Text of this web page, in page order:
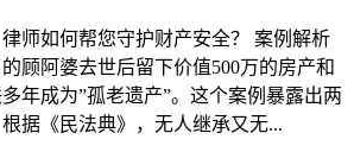
师如何帮您守护财产安全？ 案例解析
顾阿婆去世后留下价值500万的房产和
年成为”孤老遗产”。这个案例暴露出两
据《民法典》，无人继承又无...